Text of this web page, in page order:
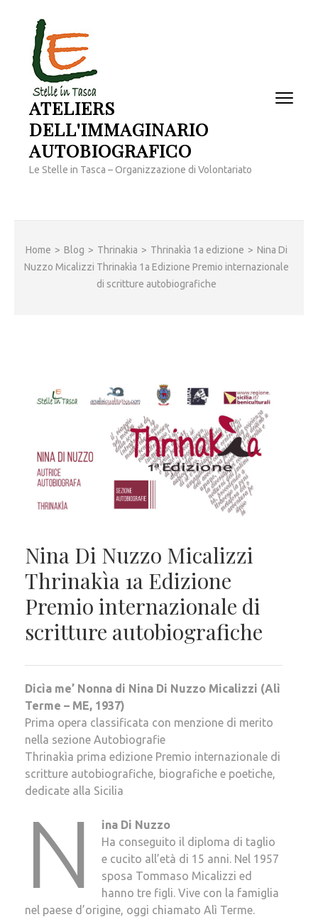
contenuto
(premi
invio)
ATELIERS
DELL'IMMAGINARIO
AUTOBIOGRAFICO
Le Stelle in Tasca – Organizzazione di Volontariato
Home > Blog > Thrinakia > Thrinakìa 1a edizione > Nina Di
Nuzzo Micalizzi Thrinakìa 1a Edizione Premio internazionale
di scritture autobiografiche
Nina Di Nuzzo Micalizzi
Thrinakìa 1a Edizione
Premio internazionale di
scritture autobiografiche
Dicìa me’ Nonna di Nina Di Nuzzo Micalizzi (Alì
Terme – ME, 1937)
Prima opera classificata con menzione di merito
nella sezione Autobiografie
Thrinakìa prima edizione Premio internazionale di
scritture autobiografiche, biografiche e poetiche,
dedicate alla Sicilia
N
ina Di Nuzzo
Ha conseguito il diploma di taglio
e cucito all’età di 15 anni. Nel 1957
sposa Tommaso Micalizzi ed
hanno tre figli. Vive con la famiglia
nel paese d’origine, oggi chiamato Alì Terme.